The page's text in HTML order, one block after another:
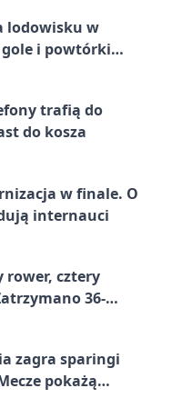
lodowisku w
i powtórki
trafią do
do kosza
w finale. O
internauci
rower, cztery
36-
zagra sparingi
pokażą